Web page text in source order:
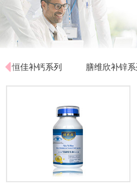
品牌故事
产品视频
企业视频
洗
恒佳补钙系列 膳维欣补锌系